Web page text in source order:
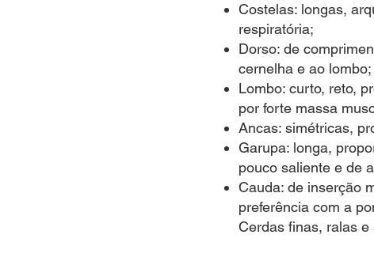
Costelas: longas,
respiratória;
Dorso: de
cernelha e ao lombo;
Lombo: curto, reto,
por forte massa
Ancas: simétricas,
Garupa: longa,
pouco saliente e de
Cauda: de inserção
preferência com a
Cerdas finas, ralas e